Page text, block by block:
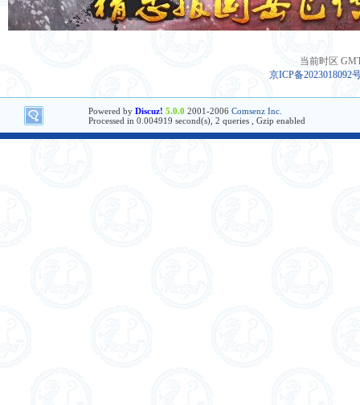
当前时区
京ICP备2023018092
Powered by Discuz! 5.0.0 2001-2006 Comsenz Inc.
Processed in 0.004919 second(s), 2 queries , Gzip enabled